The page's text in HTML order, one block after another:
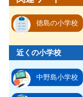
徳島の小学校
近くの小学校
中野島小学校